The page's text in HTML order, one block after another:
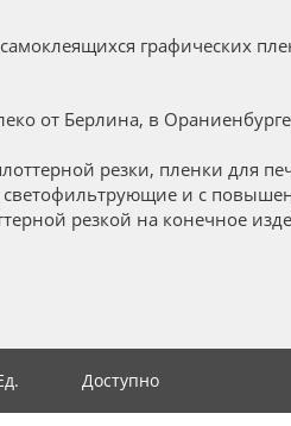
графических
от Берлина, в
резки, пленки для
и с
резкой на конечное
Доступно